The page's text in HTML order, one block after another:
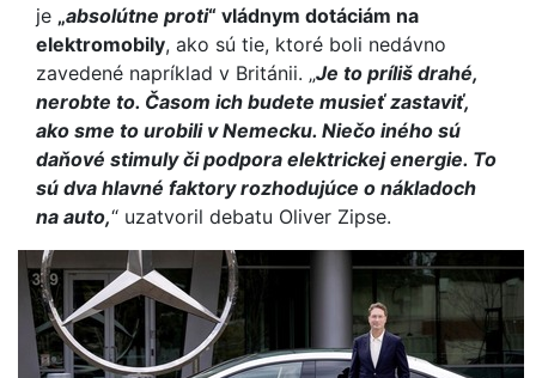
je „absolútne proti“ vládnym dotáciám na
elektromobily, ako sú tie, ktoré boli nedávno
zavedené napríklad v Británii. „Je to príliš drahé,
nerobte to. Časom ich budete musieť zastaviť,
ako sme to urobili v Nemecku. Niečo iného sú
daňové stimuly či podpora elektrickej energie. To
sú dva hlavné faktory rozhodujúce o nákladoch
na auto,“ uzatvoril debatu Oliver Zipse.